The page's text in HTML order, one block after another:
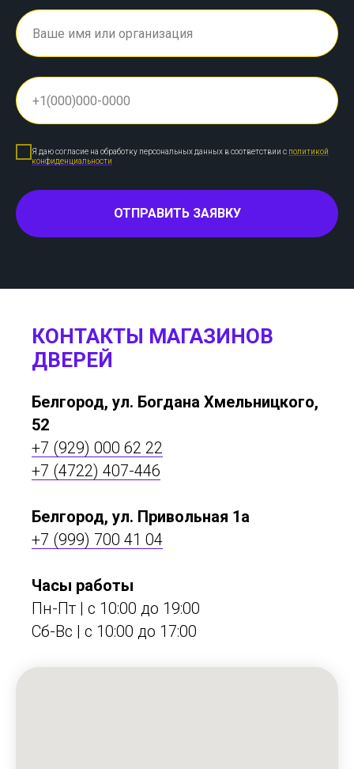
Я даю согласие на обработку персональных данных в соответствии с политикой
конфиденциальности
ОТПРАВИТЬ ЗАЯВКУ
КОНТАКТЫ МАГАЗИНОВ
ДВЕРЕЙ
Белгород, ул. Богдана Хмельницкого,
52
+7 (929) 000 62 22
+7 (4722) 407-446
Белгород, ул. Привольная 1а
+7 (999) 700 41 04
Часы работы
Пн-Пт | с 10:00 до 19:00
Сб-Вс | c 10:00 до 17:00